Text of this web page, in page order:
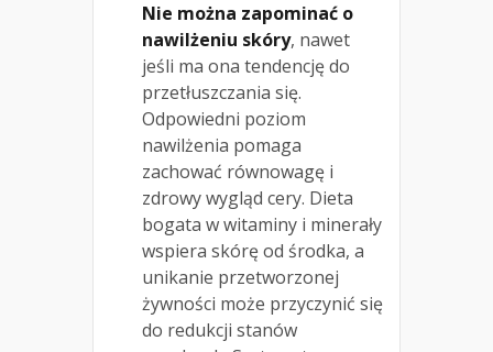
Nie można zapominać o
nawilżeniu skóry, nawet
jeśli ma ona tendencję do
przetłuszczania się.
Odpowiedni poziom
nawilżenia pomaga
zachować równowagę i
zdrowy wygląd cery. Dieta
bogata w witaminy i minerały
wspiera skórę od środka, a
unikanie przetworzonej
żywności może przyczynić się
do redukcji stanów